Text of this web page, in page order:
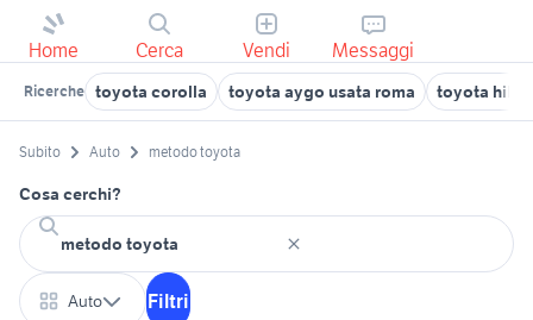
Home Cerca Vendi Messaggi
Ricerche toyota corolla toyota aygo usata roma toyota
Subito Auto metodo toyota
Cosa cerchi?
Auto Filtri